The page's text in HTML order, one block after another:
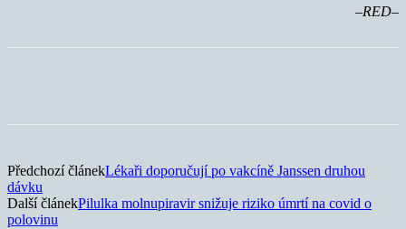
–RED–
Předchozí článekLékaři doporučují po vakcíně Janssen druhou
dávku
Další článekPilulka molnupiravir snižuje riziko úmrtí na covid o
polovinu